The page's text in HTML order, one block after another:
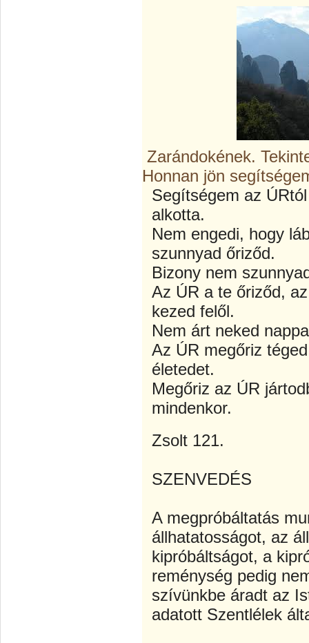
Zarándokének.
Honnan jön
Segítségem az
alkotta.
Nem engedi, hogy
szunnyad őriződ.
Bizony nem
Az ÚR a te őriződ,
kezed felől.
Nem árt neked
Az ÚR megőriz
életedet.
Megőriz az ÚR
mindenkor.
Zsolt 121.
SZENVEDÉS
A megpróbáltatás
állhatatosságot, az
kipróbáltságot, a
reménység pedig
szívünkbe áradt az
adatott Szentlélek